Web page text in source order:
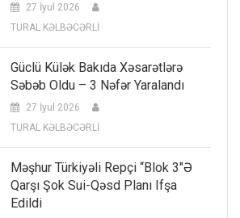
27 İyul 2026
TURAL KƏLBƏCƏRLİ
Güclü Külək Bakıda Xəsarətlərə
Səbəb Oldu – 3 Nəfər Yaralandı
27 İyul 2026
TURAL KƏLBƏCƏRLİ
Məşhur Türkiyəli Repçi “Blok 3″ə
Qarşı Şok Sui-Qəsd Planı Ifşa
Edildi